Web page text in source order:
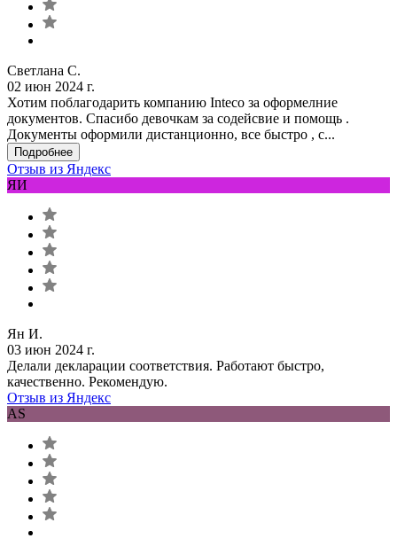
Светлана С.
02 июн 2024 г.
Хотим поблагодарить компанию Inteco за оформелние
документов. Спасибо девочкам за содейсвие и помощь .
Документы оформили дистанционно, все быстро , с...
Подробнее
Отзыв из Яндекс
ЯИ
Ян И.
03 июн 2024 г.
Делали декларации соответствия. Работают быстро,
качественно. Рекомендую.
Отзыв из Яндекс
AS